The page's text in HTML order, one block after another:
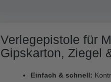
Verlegepistole für
Gipskarton, Ziegel
Einfach & schnell: